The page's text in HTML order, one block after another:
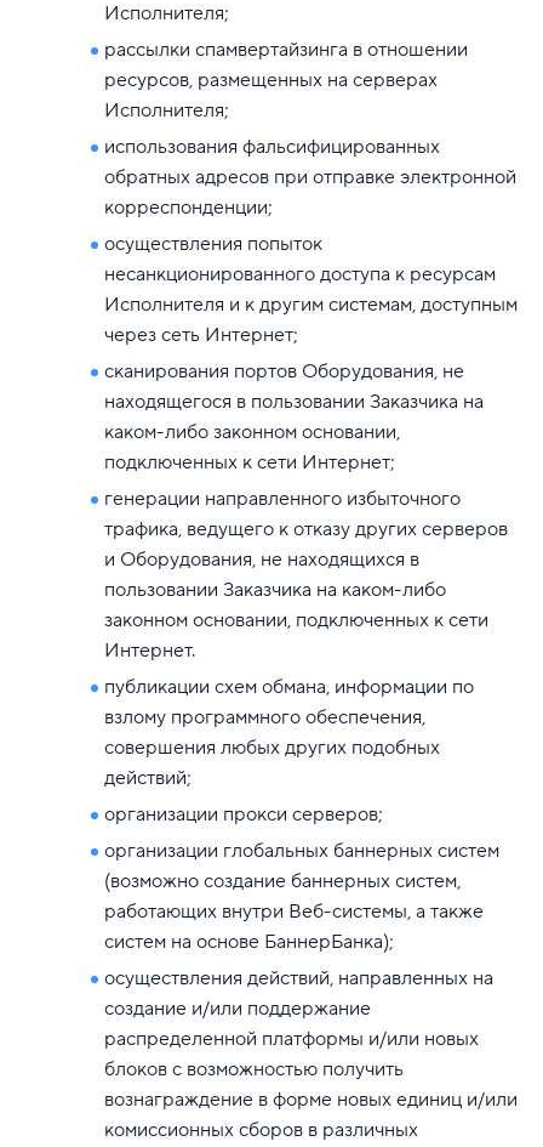
Исполнителя;
рассылки спамвертайзинга в отношении
ресурсов, размещенных на серверах
Исполнителя;
использования фальсифицированных
обратных адресов при отправке электронной
корреспонденции;
осуществления попыток
несанкционированного доступа к ресурсам
Исполнителя и к другим системам, доступным
через сеть Интернет;
сканирования портов Оборудования, не
находящегося в пользовании Заказчика на
каком-либо законном основании,
подключенных к сети Интернет;
генерации направленного избыточного
трафика, ведущего к отказу других серверов
и Оборудования, не находящихся в
пользовании Заказчика на каком-либо
законном основании, подключенных к сети
Интернет.
публикации схем обмана, информации по
взлому программного обеспечения,
совершения любых других подобных
действий;
организации прокси серверов;
организации глобальных баннерных систем
(возможно создание баннерных систем,
работающих внутри Веб-системы, а также
систем на основе БаннерБанка);
осуществления действий, направленных на
создание и/или поддержание
распределенной платформы и/или новых
блоков с возможностью получить
вознаграждение в форме новых единиц и/или
комиссионных сборов в различных